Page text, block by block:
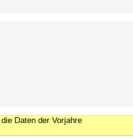
Daten der Vorjahre